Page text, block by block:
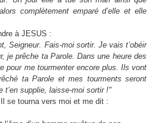
complètement emparé d’elle et elle
à JESUS :
Seigneur. Fais-moi sortir. Je vais t’obéir
je prêche ta Parole. Dans une heure des
pour me tourmenter encore plus. Ils vont
ta Parole et mes tourments seront
t’en supplie, laisse-moi sortir !"
se tourna vers moi et me dit :